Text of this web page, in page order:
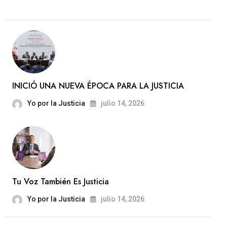
INICIÓ UNA NUEVA ÉPOCA PARA LA JUSTICIA
Yo por la Justicia julio 14, 2026
Tu Voz También Es Justicia
Yo por la Justicia julio 14, 2026